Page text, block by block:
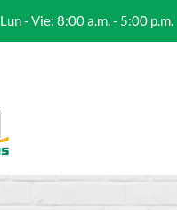
Lun - Vie: 8:00 a.m. - 5:00